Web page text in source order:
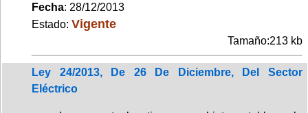
Fecha: 28/12/2013
Estado: Vigente
Tamaño:213 kb
Ley 24/2013, De 26 De Diciembre, Del Sector
Eléctrico